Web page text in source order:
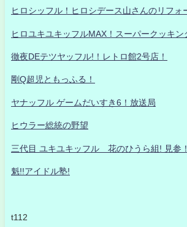
ヒロシッフル！ヒロシデース山さんのリフォ
ヒロユキユキッフルMAX！スーパークッキン
徹夜DEテツヤッフル!！レトロ館2号店！
剛Q超児ともっふる！
ヤナッフル ゲームだいすき6！放送局
ヒウラー総統の野望
三代目 ユキユキッフル 花のひうら組! 見参！
魁!!アイドル塾!
t112